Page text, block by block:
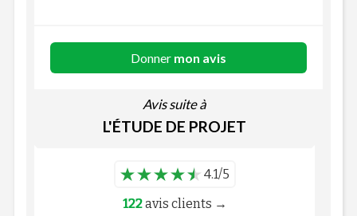
Avis suite à
L'ÉTUDE DE PROJET
4.1/5
122avis clients →
Donner mon avis